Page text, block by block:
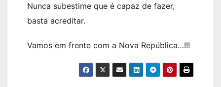
Nunca subestime que é capaz de fazer,
basta acreditar.
Vamos em frente com a Nova República…!!!